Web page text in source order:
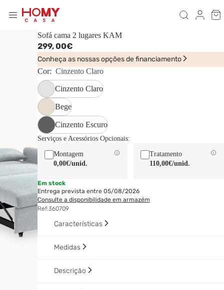
Sofá cama 2 lugares KAM
299,00€
Conheça as nossas opções de financiamento
Cor: Cinzento Claro
Cinzento Claro
Bege
Cinzento Escuro
Serviços e Acessórios Opcionais:
Montagem
0,00€/unid.
Tratamento
110,00€/unid.
Em stock
Entrega prevista entre 05/08/2026
Consulte a disponibilidade em armazém
Ref:360709
Características
Medidas
Descrição